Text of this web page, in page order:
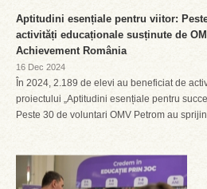
Aptitudini esențiale pentru viitor:
activități educaționale susținute de
Achievement România
16 Dec 2024
În 2024, 2.189 de elevi au beneficiat de
proiectului „Aptitudini esențiale pentru
Peste 30 de voluntari OMV Petrom au